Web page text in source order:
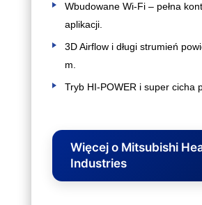
Wbudowane Wi‑Fi – pełna
aplikacji.
3D Airflow i długi strumień
m.
Tryb HI‑POWER i super cicha
Więcej o Mitsubishi
Industries